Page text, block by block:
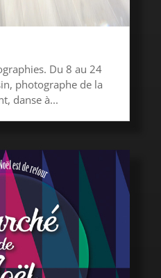
Du 8 au 24
photographe de la
danse à...